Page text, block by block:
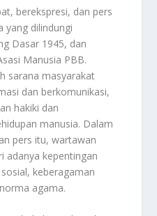
berekspresi, dan pers
yang dilindungi
Dasar 1945, dan
Manusia PBB.
sarana masyarakat
dan berkomunikasi,
hakiki dan
manusia. Dalam
pers itu, wartawan
adanya kepentingan
keberagaman
agama.